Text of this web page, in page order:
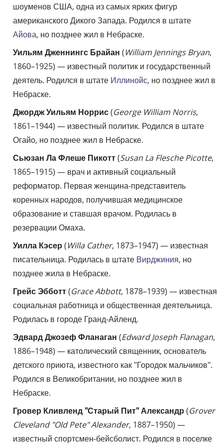
шоуменов США, одна из самых ярких фигур
американского Дикого Запада. Родился в штате
Айова, но позднее жил в Небраске.
Уильям Дженнингс Брайан (William Jennings Bryan,
1860–1925) — известный политик и государственный
деятель. Родился в штате Иллинойс, но позднее жил в
Небраске.
Джордж Уильям Норрис(George William Norris,
1861–1944) — известный политик. Родился в штате
Огайо, но позднее жил в Небраске.
Сьюзан Ла Флеше Пикотт(Susan La Flesche Picotte,
1865–1915) — врач и активный социальный
реформатор. Первая женщина-представитель
коренных народов, получившая медицинское
образование и ставшая врачом. Родилась в
резервации Омаха.
Уилла Кэсер (Willa Cather, 1873–1947) — известная
писательница. Родилась в штате Вирджиния, но
позднее жила в Небраске.
Грейс Эбботт(Grace Abbott, 1878–1939) — известная
социальная работница и общественная деятельница.
Родилась в городе Гранд-Айленд.
Эдвард Джозеф Фланаган (Edward Joseph Flanagan,
1886–1948) — католический священник, основатель
детского приюта, известного как "Городок мальчиков".
Родился в Великобритании, но позднее жил в
Небраске.
Гровер Кливленд "Старый Пит" Александр (Grover
Cleveland "Old Pete" Alexander, 1887–1950) —
известный спортсмен-бейсболист. Родился в поселке